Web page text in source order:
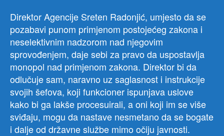
Direktor Agencije Sreten Radonjić, umjesto da se
pozabavi punom primjenom postojećeg zakona i
neselektivnim nadzorom nad njegovim
sprovođenjem, daje sebi za pravo da uspostavlja
monopol nad primjenom zakona. Direktor bi da
odlučuje sam, naravno uz saglasnost i instrukcije
svojih šefova, koji funkcioner ispunjava uslove
kako bi ga lakše procesuirali, a oni koji im se više
sviđaju, mogu da nastave nesmetano da se bogate
i dalje od državne službe mimo očiju javnosti.